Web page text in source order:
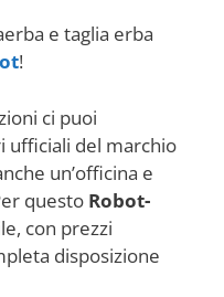
e taglia erba
!
ci puoi
ufficiali del marchio
un’officina e
questo Robot-
con prezzi
disposizione